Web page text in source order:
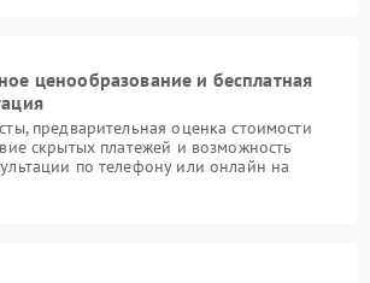
ценообразование и бесплатная
предварительная оценка стоимости
скрытых платежей и возможность
по телефону или онлайн на